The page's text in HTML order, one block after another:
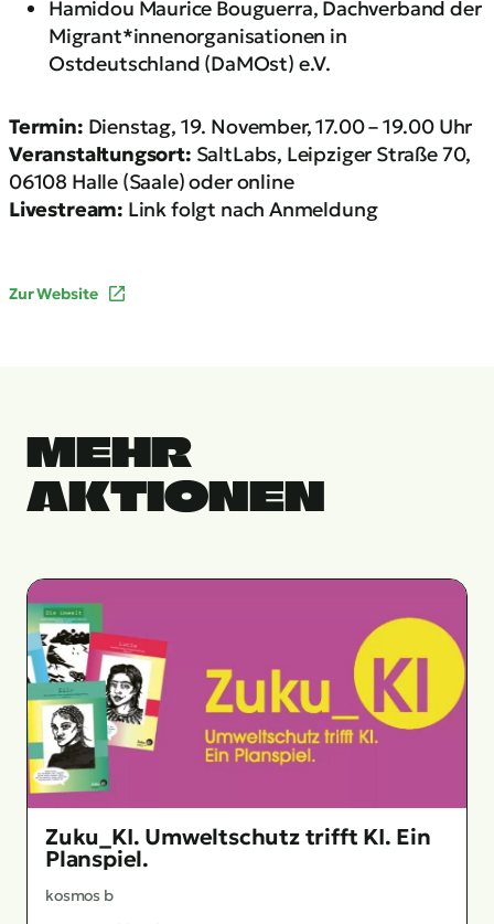
Hamidou Maurice Bouguerra, Dachverband der
Migrant*innenorganisationen in
Ostdeutschland (DaMOst) e.V.
Termin: Dienstag, 19. November, 17.00 – 19.00 Uhr
Veranstaltungsort: SaltLabs, Leipziger Straße 70,
06108 Halle (Saale) oder online
Livestream: Link folgt nach Anmeldung
Zur Website
MEHR
AKTIONEN
Zuku_KI. Umweltschutz trifft KI. Ein
Planspiel.
kosmos b